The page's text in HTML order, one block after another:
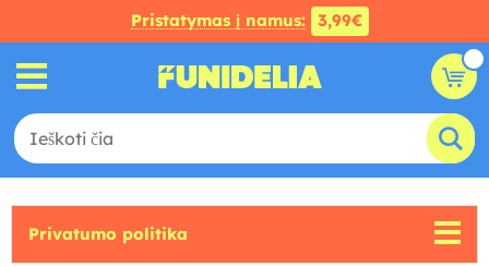
Pristatymas į namus: 3,99€
Privatumo politika